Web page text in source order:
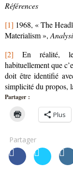
Références
[1] 1968, « The
Materialism »,
[2] En réalité,
habituellement que
doit être identifié
simplicité du propos,
Partager :
Plus
Partager